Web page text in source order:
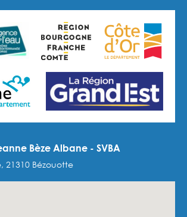
Bèze Albane - SVBA
21310 Bézouotte